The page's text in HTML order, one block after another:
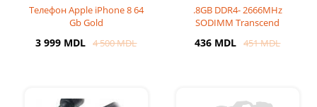
Телефон Apple iPhone 8 64
Gb Gold
3 999 MDL 4 500 MDL
.8GB DDR4- 2666MHz
SODIMM Transcend
436 MDL 451 MDL